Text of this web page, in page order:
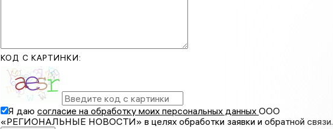
КОД С КАРТИНКИ:
Я даюсогласие на обработку моих персональных данныхООО
«РЕГИОНАЛЬНЫЕ НОВОСТИ» в целях обработки заявки и обратной связи.